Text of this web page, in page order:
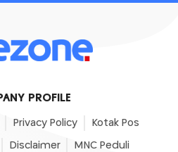
PROFILE
Privacy Policy Kotak Pos
Disclaimer MNC Peduli